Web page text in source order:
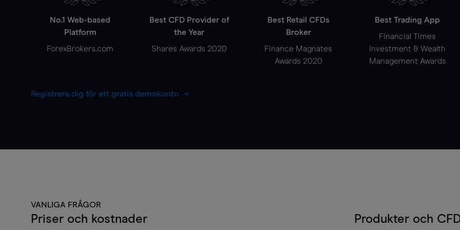
No.1 Web-based
Platform
ForexBrokers.com
Best CFD Provider of
the Year
Shares Awards 2020
Best Retail CFDs
Broker
Finance Magnates
Awards 2020
Best Trading App
Financial Times
Investment & Wealth
Management Awards
Registrera dig för ett gratis demokonto
VANLIGA FRÅGOR
Priser och kostnader Produkter och